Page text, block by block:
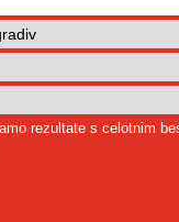
rezultate s celotnim